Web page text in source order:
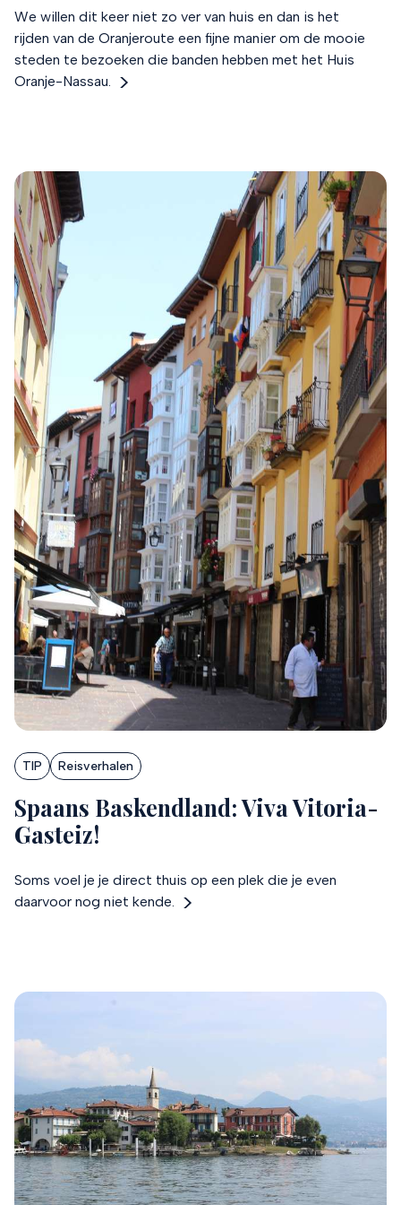
We willen dit keer niet zo ver van huis en dan is het
rijden van de Oranjeroute een fijne manier om de mooie
steden te bezoeken die banden hebben met het Huis
Oranje-Nassau.
TIP Reisverhalen
Spaans Baskendland: Viva Vitoria-
Gasteiz!
Soms voel je je direct thuis op een plek die je even
daarvoor nog niet kende.